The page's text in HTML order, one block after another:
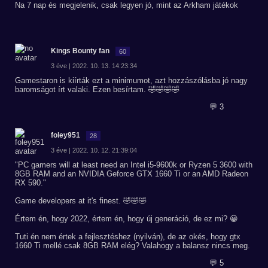
Na 7 nap és megjelenik, csak legyen jó, mint az Arkham játékok
Kings Bounty fan 60
3 éve | 2022. 10. 13. 14:23:34
Gamestaron is kiírták ezt a minimumot, azt hozzászólásba jó nagy
baromságot írt valaki. Ezen besírtam. 🤣🤣🤣🤣
💬 3
foley951 28
3 éve | 2022. 10. 12. 21:39:04
"PC gamers will at least need an Intel i5-9600k or Ryzen 5 3600 with
8GB RAM and an NVIDIA Geforce GTX 1660 Ti or an AMD Radeon
RX 590."
Game developers at it's finest. 🤣🤣🤣
Értem én, hogy 2022, értem én, hogy új generáció, de ez mi? 😀
Tuti én nem értek a fejlesztéshez (nyilván), de az okés, hogy gtx
1660 Ti mellé csak 8GB RAM elég? Valahogy a balansz nincs meg.
💬 5